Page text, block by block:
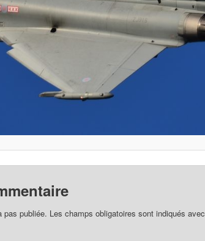
pas publiée. Les champs obligatoires sont indiqués avec